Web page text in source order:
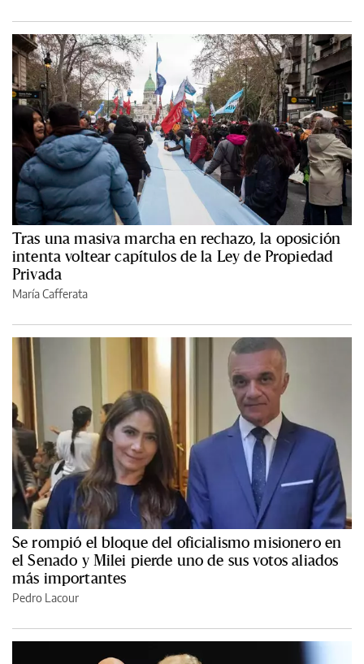
Tras una masiva marcha en rechazo, la oposición
intenta voltear capítulos de la Ley de Propiedad
Privada
María Cafferata
Se rompió el bloque del oficialismo misionero en
el Senado y Milei pierde uno de sus votos aliados
más importantes
Pedro Lacour